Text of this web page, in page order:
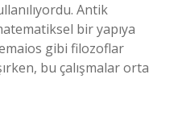
Antik
bir yapıya
gibi filozoflar
bu çalışmalar orta